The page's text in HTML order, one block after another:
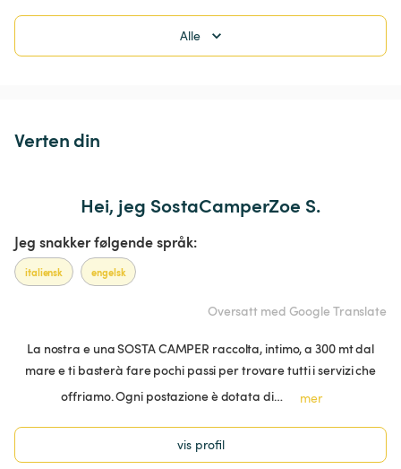
Alle
Verten din
Hei, jeg SostaCamperZoe S.
Jeg snakker følgende språk:
italiensk engelsk
Oversatt med Google Translate
La nostra e una SOSTA CAMPER raccolta, intimo, a 300 mt dal
mare e ti basterà fare pochi passi per trovare tutti i servizi che
offriamo. Ogni postazione è dotata di…
mer
vis profil